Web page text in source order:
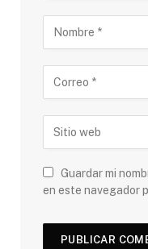
Guardar mi
en este navegador